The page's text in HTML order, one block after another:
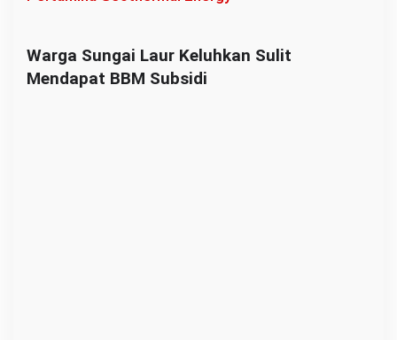
Warga Sungai Laur Keluhkan Sulit
Mendapat BBM Subsidi